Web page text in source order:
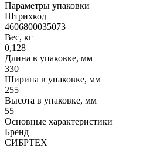
Параметры упаковки
Штрихкод
4606800035073
Вес, кг
0,128
Длина в упаковке, мм
330
Ширина в упаковке, мм
255
Высота в упаковке, мм
55
Основные характеристики
Бренд
СИБРТЕХ